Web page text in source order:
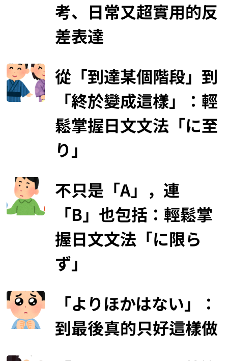
考、日常又超實用的反
差表達
從「到達某個階段」到
「終於變成這樣」：輕
鬆掌握日文文法「に至
り」
不只是「A」，連
「B」也包括：輕鬆掌
握日文文法「に限ら
ず」
「よりほかはない」：
到最後真的只好這樣做